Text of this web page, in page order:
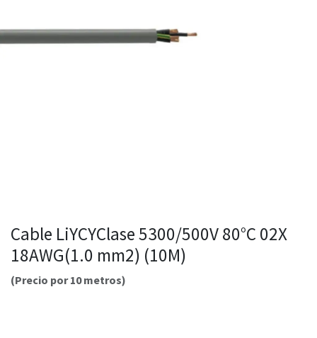
Cable LiYCYClase 5300/500V 80°C 02X
18AWG(1.0 mm2) (10M)
(Precio por 10 metros)